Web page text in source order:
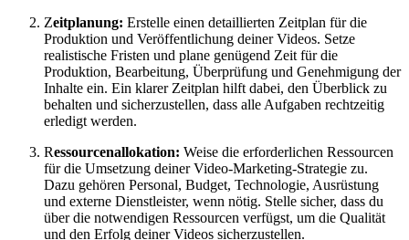
Zeitplanung: Erstelle einen detaillierten Zeitplan für die
Produktion und Veröffentlichung deiner Videos. Setze
realistische Fristen und plane genügend Zeit für die
Produktion, Bearbeitung, Überprüfung und Genehmigung der
Inhalte ein. Ein klarer Zeitplan hilft dabei, den Überblick zu
behalten und sicherzustellen, dass alle Aufgaben rechtzeitig
erledigt werden.
Ressourcenallokation: Weise die erforderlichen Ressourcen
für die Umsetzung deiner Video-Marketing-Strategie zu.
Dazu gehören Personal, Budget, Technologie, Ausrüstung
und externe Dienstleister, wenn nötig. Stelle sicher, dass du
über die notwendigen Ressourcen verfügst, um die Qualität
und den Erfolg deiner Videos sicherzustellen.